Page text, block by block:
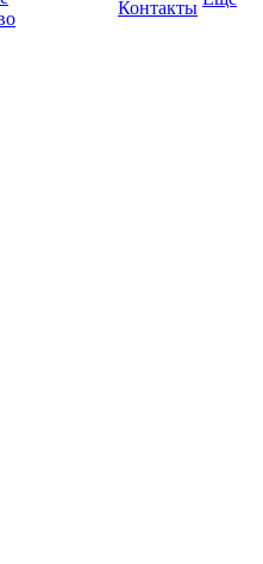
Контакты